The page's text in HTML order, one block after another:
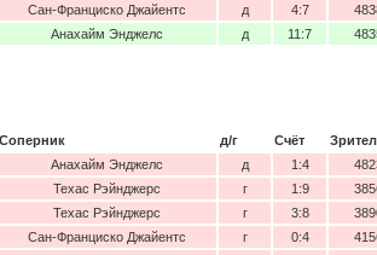
Сан-Франциско Джайентс д 4:7
Анахайм Энджелс д 11:7
Соперник д/г Счёт
Анахайм Энджелс д 1:4
Техас Рэйнджерс г 1:9
Техас Рэйнджерс г 3:8
Сан-Франциско Джайентс г 0:4